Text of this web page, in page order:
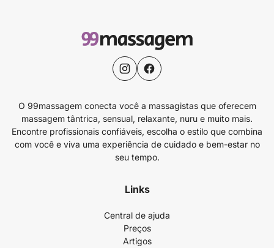
O 99massagem conecta você a massagistas que oferecem
massagem tântrica, sensual, relaxante, nuru e muito mais.
Encontre profissionais confiáveis, escolha o estilo que combina
com você e viva uma experiência de cuidado e bem-estar no
seu tempo.
Links
Central de ajuda
Preços
Artigos